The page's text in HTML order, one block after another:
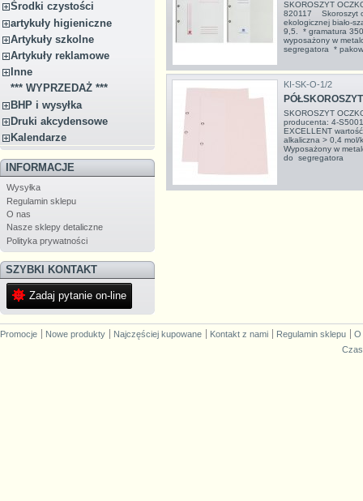
Środki czystości
artykuły higieniczne
Artykuły szkolne
Artykuły reklamowe
Inne
*** WYPRZEDAŻ ***
BHP i wysyłka
Druki akcydensowe
Kalendarze
INFORMACJE
Wysyłka
Regulamin sklepu
O nas
Nasze sklepy detaliczne
Polityka prywatności
SZYBKI KONTAKT
Zadaj pytanie on-line
SKOROSZYT
820117 Skoroszyt
ekologicznej biało-
9,5. * gramatura
wyposażony w
segregatora *
KI-SK-O-1/2
SKOROSZYT
producenta: 4-
EXCELLENT
alkaliczna > 0,4
Wyposażony w
do segregatora
Promocje Nowe produkty Najczęściej kupowane Kontakt z nami Regulamin sklepu
O